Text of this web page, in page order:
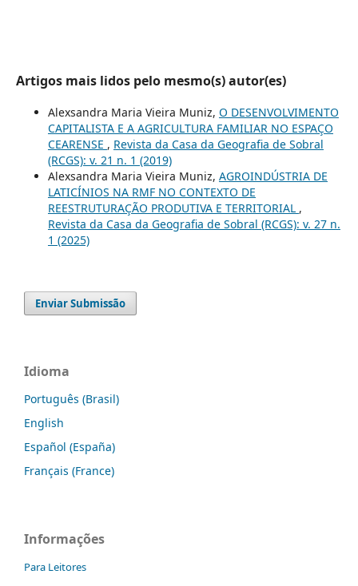
Artigos mais lidos pelo mesmo(s) autor(es)
Alexsandra Maria Vieira Muniz, O DESENVOLVIMENTO
CAPITALISTA E A AGRICULTURA FAMILIAR NO ESPAÇO
CEARENSE , Revista da Casa da Geografia de Sobral
(RCGS): v. 21 n. 1 (2019)
Alexsandra Maria Vieira Muniz, AGROINDÚSTRIA DE
LATICÍNIOS NA RMF NO CONTEXTO DE
REESTRUTURAÇÃO PRODUTIVA E TERRITORIAL ,
Revista da Casa da Geografia de Sobral (RCGS): v. 27 n.
1 (2025)
Enviar Submissão
Idioma
Português (Brasil)
English
Español (España)
Français (France)
Informações
Para Leitores